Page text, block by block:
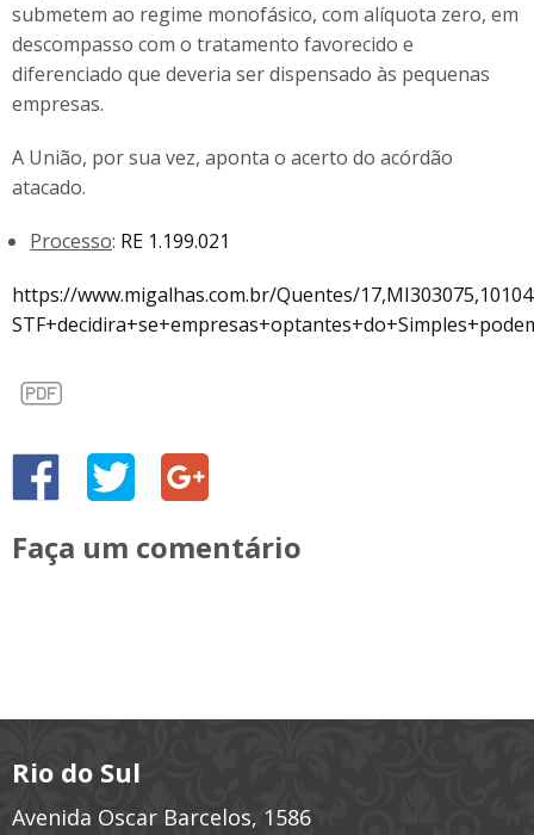
submetem ao regime monofásico, com alíquota zero, em
descompasso com o tratamento favorecido e
diferenciado que deveria ser dispensado às pequenas
empresas.
A União, por sua vez, aponta o acerto do acórdão
atacado.
Processo: RE 1.199.021
https://www.migalhas.com.br/Quentes/
Faça um comentário
Rio do Sul
Avenida Oscar Barcelos, 1586